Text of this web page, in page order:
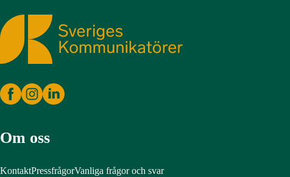
Sveriges Kommunikatörer
Om oss
KontaktPressfrågorVanliga frågor och svar